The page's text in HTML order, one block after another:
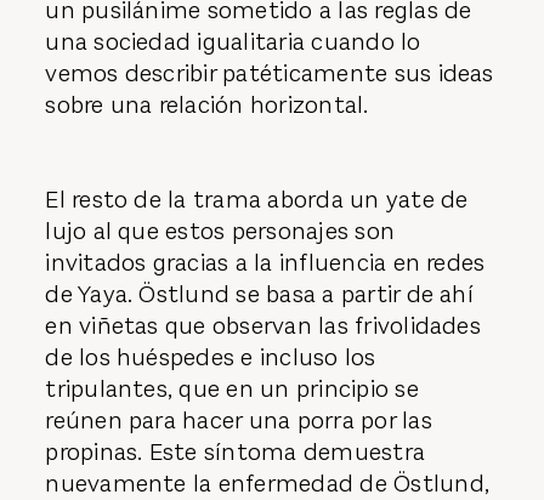
un pusilánime sometido a las reglas de
una sociedad igualitaria cuando lo
vemos describir patéticamente sus ideas
sobre una relación horizontal.
El resto de la trama aborda un yate de
lujo al que estos personajes son
invitados gracias a la influencia en redes
de Yaya. Östlund se basa a partir de ahí
en viñetas que observan las frivolidades
de los huéspedes e incluso los
tripulantes, que en un principio se
reúnen para hacer una porra por las
propinas. Este síntoma demuestra
nuevamente la enfermedad de Östlund,